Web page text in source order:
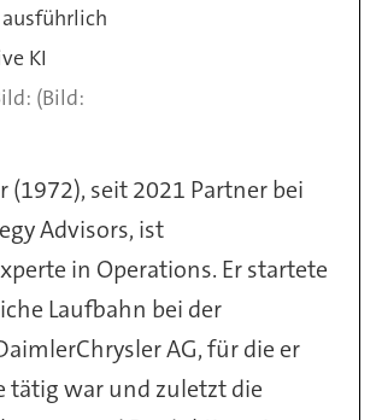
KI
(Bild:
(1972), seit 2021 Partner bei
Advisors, ist
in Operations. Er startete
Laufbahn bei der
AG, für die er
tätig war und zuletzt die